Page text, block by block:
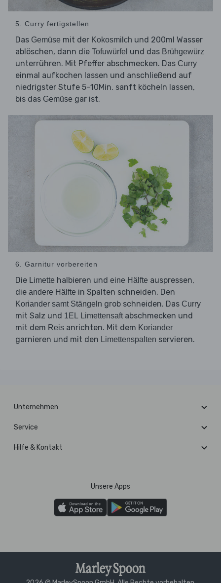
5. Curry fertigstellen
Das Gemüse mit der Kokosmilch und 200ml Wasser
ablöschen, dann die Tofuwürfel und das Brühgewürz
unterrühren. Mit Pfeffer abschmecken. Das Curry
einmal aufkochen lassen und anschließend auf
niedrigster Stufe 5–10Min. sanft köcheln lassen,
bis das Gemüse gar ist.
6. Garnitur vorbereiten
Die Limette halbieren und eine Hälfte auspressen,
die andere Hälfte in Spalten schneiden. Den
Koriander samt Stängeln grob schneiden. Das Curry
mit Salz und 1EL Limettensaftabschmecken und
mit dem Reis anrichten. Mit dem Koriander
garnieren und mit den Limettenspalten servieren.
Unternehmen
Service
Hilfe & Kontakt
Unsere Apps